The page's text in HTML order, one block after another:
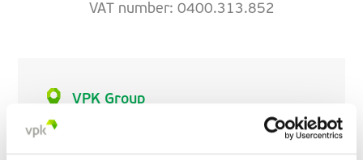
VAT number: 0400.313.852
VPK Group
Kareelstraat 108
9300 Aalst